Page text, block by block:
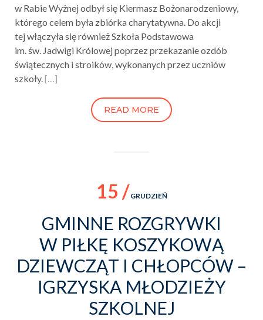
w Rabie Wyżnej odbył się Kiermasz Bożonarodzeniowy,
którego celem była zbiórka charytatywna. Do akcji
tej włączyła się również Szkoła Podstawowa
im. św. Jadwigi Królowej poprzez przekazanie ozdób
świątecznych i stroików, wykonanych przez uczniów
szkoły. […]
READ MORE
15 / GRUDZIEŃ
GMINNE ROZGRYWKI
W PIŁKĘ KOSZYKOWĄ
DZIEWCZĄT I CHŁOPCÓW –
IGRZYSKA MŁODZIEŻY
SZKOLNEJ